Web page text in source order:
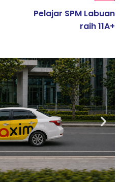
Pelajar SPM Labuan
raih 11A+